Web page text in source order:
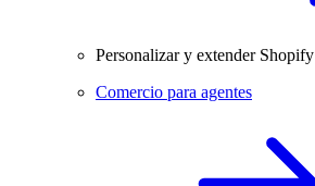
Personalizar y extender Shopify
Comercio para agentes